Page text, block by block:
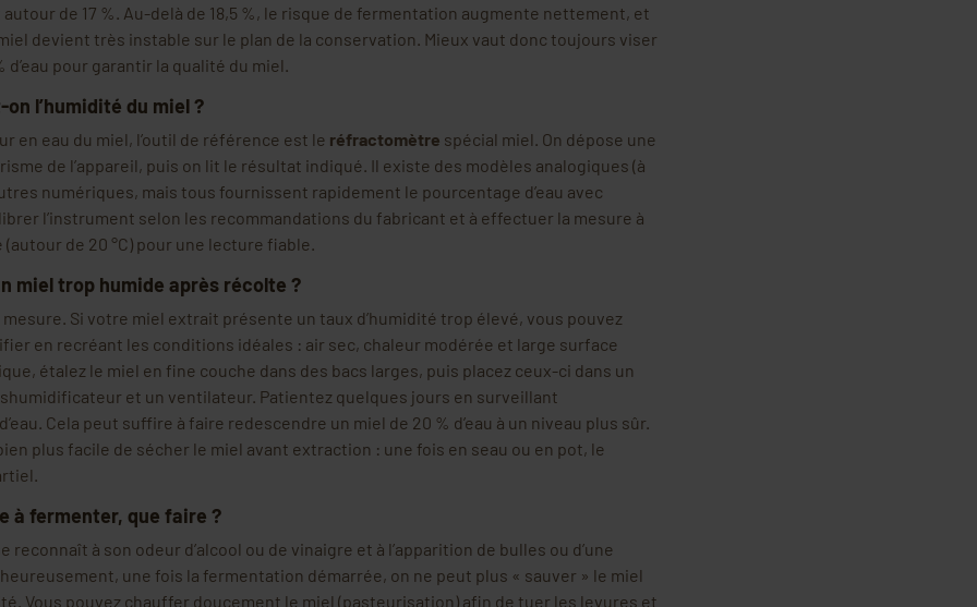
de 17 %. Au-delà de 18,5 %, le risque de fermentation augmente nettement, et
devient très instable sur le plan de la conservation. Mieux vaut donc toujours viser
d’eau pour garantir la qualité du miel.
l’humidité du miel ?
en eau du miel, l’outil de référence est le réfractomètre spécial miel. On dépose une
de l’appareil, puis on lit le résultat indiqué. Il existe des modèles analogiques (à
numériques, mais tous fournissent rapidement le pourcentage d’eau avec
l’instrument selon les recommandations du fabricant et à effectuer la mesure à
de 20 °C) pour une lecture fiable.
miel trop humide après récolte ?
Si votre miel extrait présente un taux d’humidité trop élevé, vous pouvez
en recréant les conditions idéales : air sec, chaleur modérée et large surface
étalez le miel en fine couche dans des bacs larges, puis placez ceux-ci dans un
et un ventilateur. Patientez quelques jours en surveillant
Cela peut suffire à faire redescendre un miel de 20 % d’eau à un niveau plus sûr.
bien plus facile de sécher le miel avant extraction : une fois en seau ou en pot, le
à fermenter, que faire ?
reconnaît à son odeur d’alcool ou de vinaigre et à l’apparition de bulles ou d’une
une fois la fermentation démarrée, on ne peut plus « sauver » le miel
Vous pouvez chauffer doucement le miel (pasteurisation) afin de tuer les levures et